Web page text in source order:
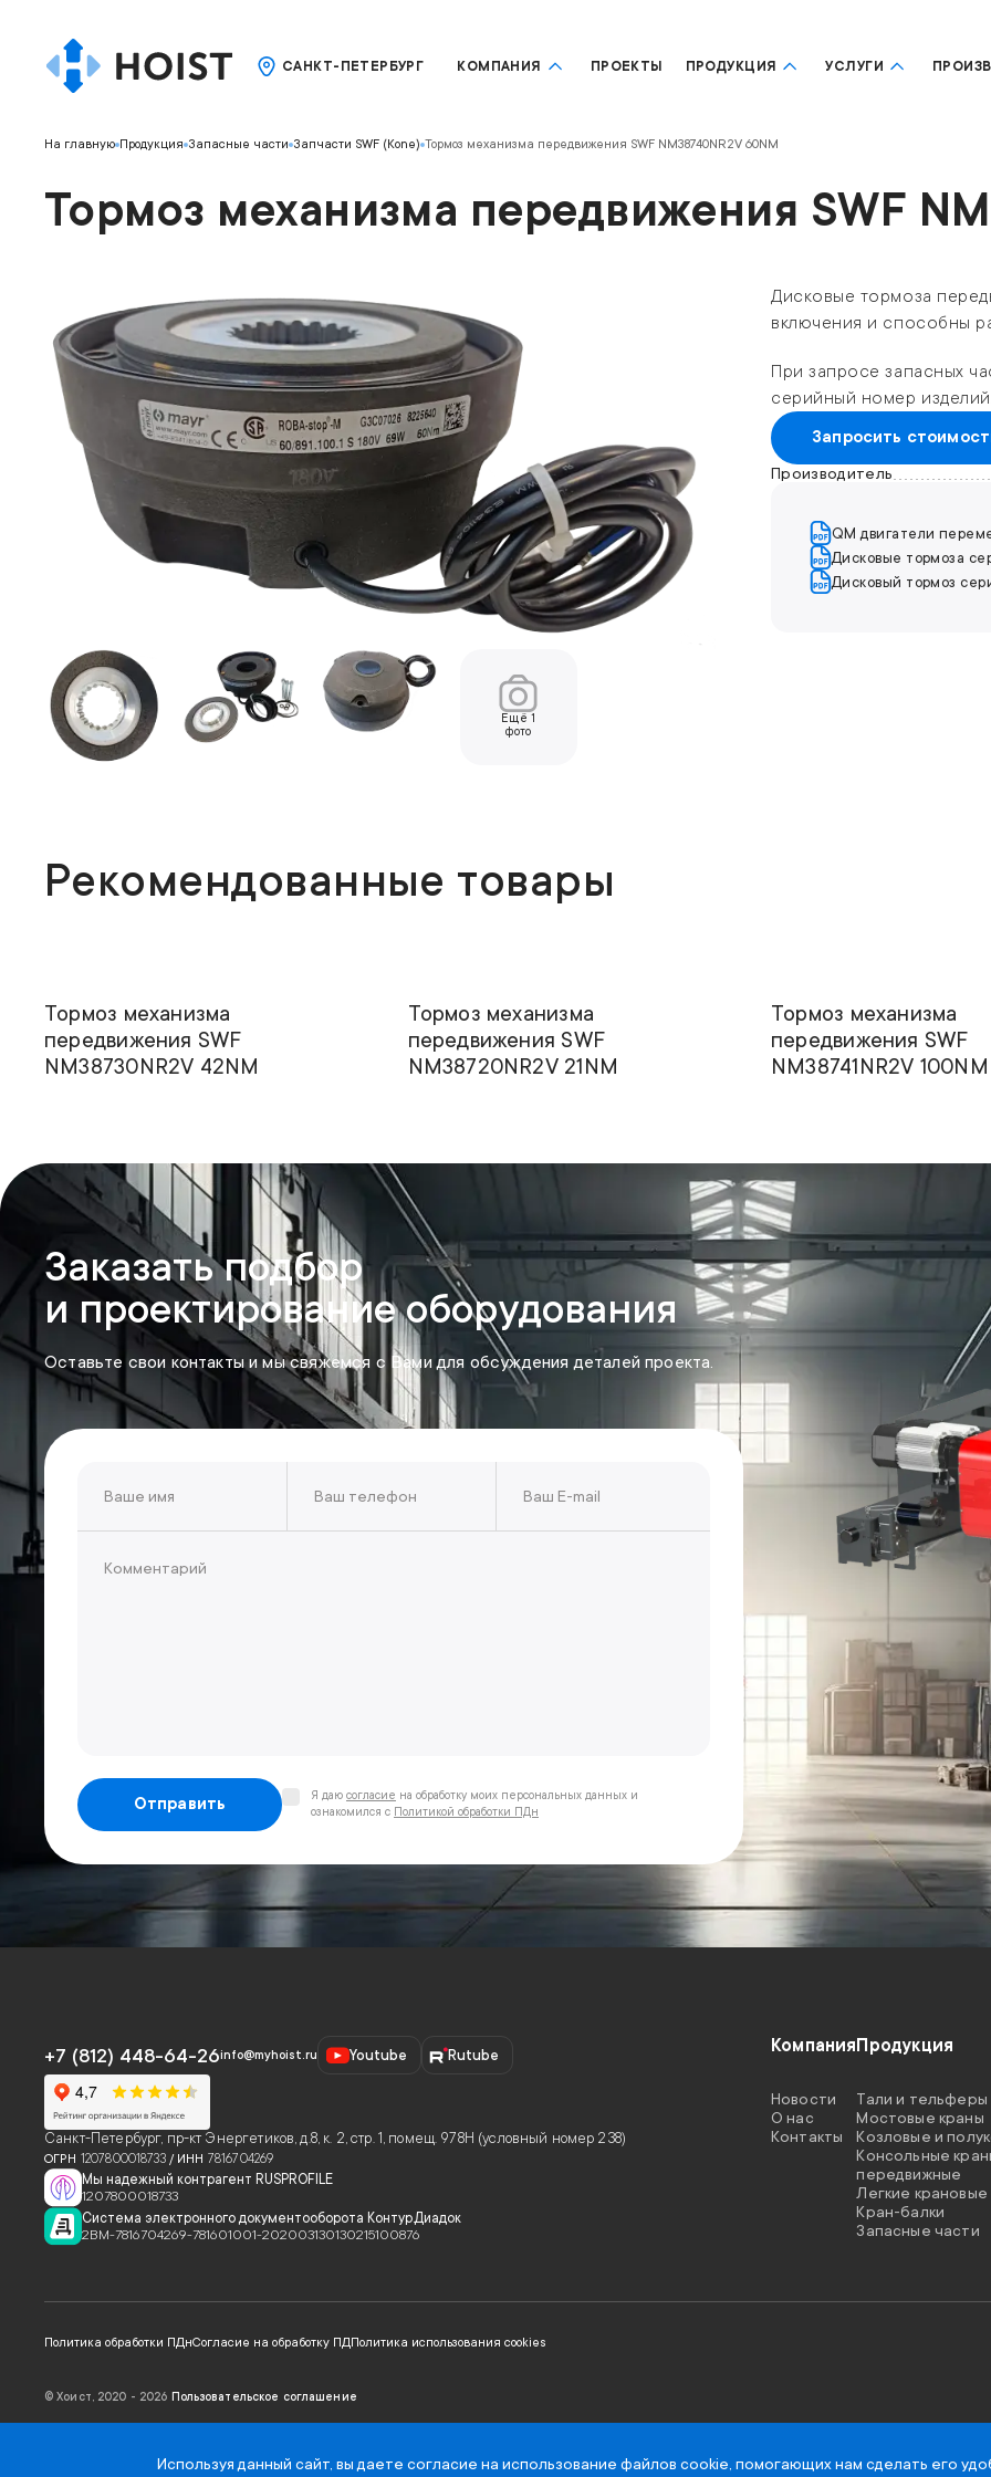
САНКТ-ПЕТЕРБУРГ КОМПАНИЯ ПРОЕКТЫ ПРОДУКЦИЯ УСЛУГИ
На главную Продукция Запасные части Запчасти SWF (Kone) Тормоз механизма передвижения SWF NM38740NR2V 60NM
Тормоз механизма передвижения SWF
Ещё1
фото
Дисковые тормоза
включения и способны
При запросе запасных
серийный номер
Запросить
Производитель
QM двигатели
Дисковые тормоза
Дисковый тормоз
Рекомендованные товары
Тормоз механизма
передвижения SWF
NM38730NR2V 42NM
Тормоз механизма
передвижения SWF
NM38720NR2V 21NM
Тормоз механизма
передвижения SWF
NM38741NR2V 100NM
Заказать подбор
и проектирование оборудования
Оставьте свои контакты и мы свяжемся с Вами для обсуждения деталей проекта.
Отправить Я даю согласие на обработку моих персональных данных и
ознакомился с Политикой обработки ПДн
+7 (812) 448-64-26info@myhoist.ru Youtube Rutube
Санкт-Петербург, пр-кт Энергетиков, д.8, к. 2, стр. 1, помещ. 978Н (условный номер 238)
ОГРН 1207800018733/ ИНН 7816704269
Мы надежный контрагент RUSPROFILE
1207800018733
Система электронного документооборота Контур.Диадок
2BM-7816704269-781601001-202003130130215100876
Компания
Новости
O нас
Контакты
Продукция
Тали и тельферы
Мостовые краны
Козловые и
Консольные
передвижные
Легкие
Кран-балки
Запасные части
Политика обработки ПДнСогласие на обработку ПДПолитика использования cookies
© Хоист, 2020 - 2026 Пользовательское соглашение
Используя данный сайт, вы даетесогласие на использование файлов cookie , помогающих нам сделать его